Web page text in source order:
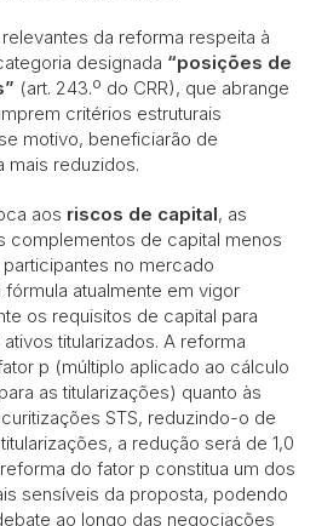
da reforma respeita à
designada “posições de
(art. 243.º do CRR), que abrange
critérios estruturais
motivo, beneficiarão de
mais reduzidos.
aos riscos de capital, as
complementos de capital menos
no mercado
atualmente em vigor
os requisitos de capital para
titularizados. A reforma
p (múltiplo aplicado ao cálculo
as titularizações) quanto às
STS, reduzindo-o de
a redução será de 1,0
do fator p constitua um dos
sensíveis da proposta, podendo
ao longo das negociações